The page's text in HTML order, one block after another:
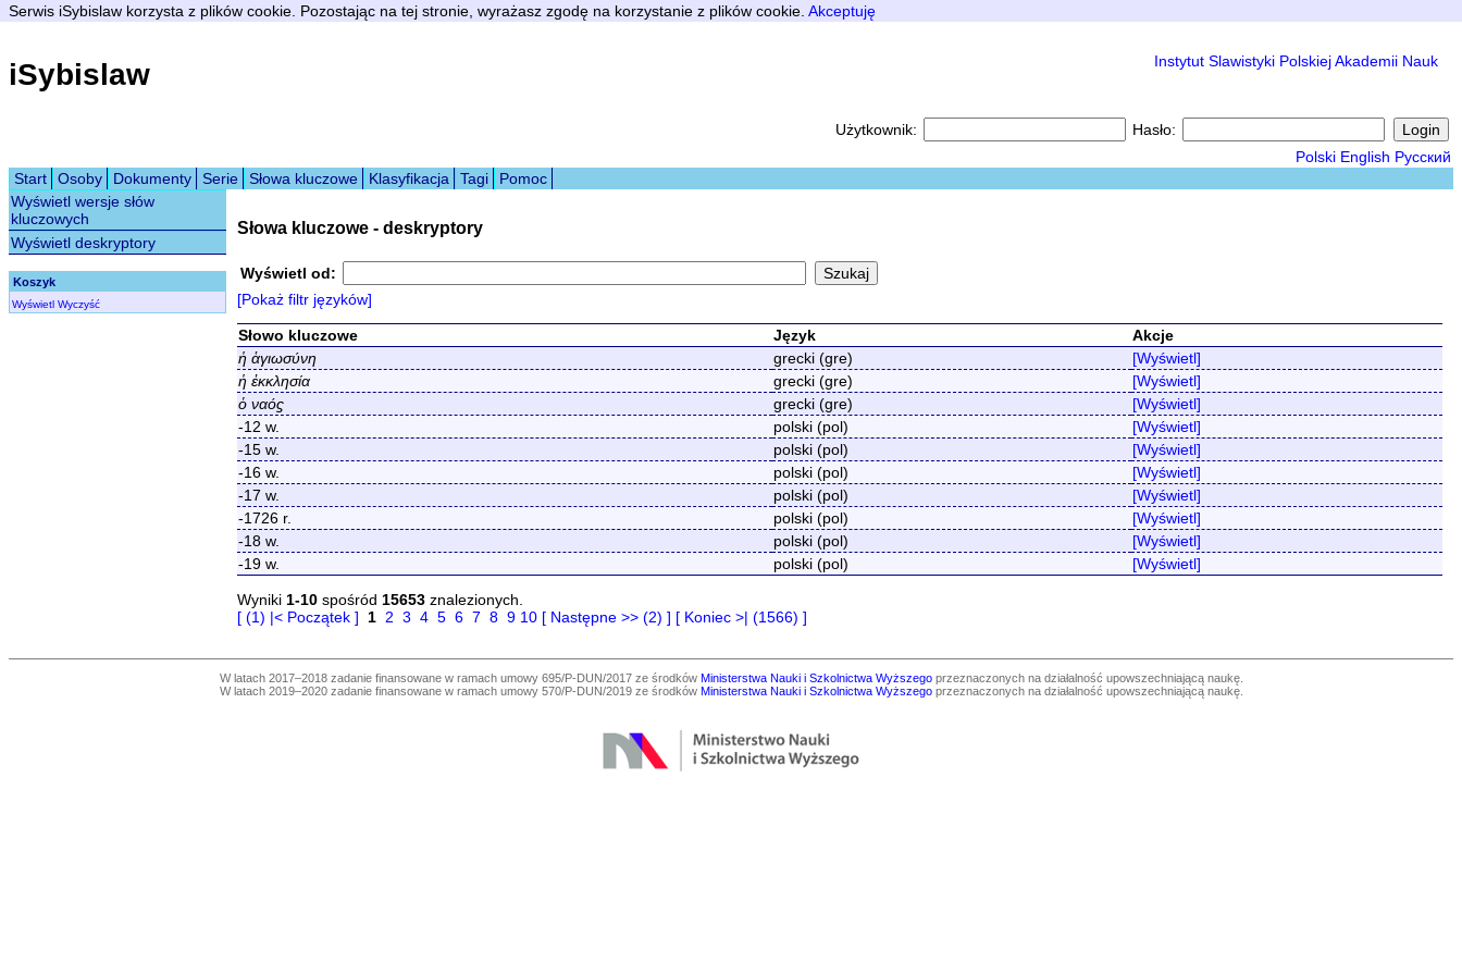
Serwis iSybislaw korzysta z plików cookie. Pozostając na tej stronie, wyrażasz zgodę na korzystanie z plików cookie. Akceptuję
iSybislaw Instytut Slawistyki Polskiej Akademii Nauk
Użytkownik:
Hasło:
Polski English Русский
Start
Osoby Dokumenty Serie Słowa kluczowe Klasyfikacja Tagi
Pomoc
Wyświetl wersje słów
kluczowych
Wyświetl deskryptory
Koszyk
Wyświetl Wyczyść
Słowa kluczowe - deskryptory
Wyświetl od:
[Pokaż filtr języków]
Słowo kluczowe Język
Akcje
ἡ ἁγιωσύνη
grecki (gre)
[Wyświetl]
ἡ ἐκκλησία
grecki (gre)
[Wyświetl]
ὁ ναόϛ
grecki (gre)
[Wyświetl]
-12 w.
polski (pol)
[Wyświetl]
-15 w.
polski (pol)
[Wyświetl]
-16 w.
polski (pol)
[Wyświetl]
-17 w.
polski (pol)
[Wyświetl]
-1726 r.
polski (pol)
[Wyświetl]
-18 w.
polski (pol)
[Wyświetl]
-19 w.
polski (pol) [Wyświetl]
Wyniki 1-10 spośród 15653 znalezionych.
[ (1) |< Początek ] 1 2 3 4 5 6 7 8 9 10 [ Następne >> (2) ] [ Koniec >| (1566) ]
W latach 2017–2018 zadanie finansowane w ramach umowy 695/P-DUN/2017 ze środków Ministerstwa Nauki i Szkolnictwa Wyższegoprzeznaczonych na działalność upowszechniającą naukę.
W latach 2019–2020 zadanie finansowane w ramach umowy 570/P-DUN/2019 ze środków Ministerstwa Nauki i Szkolnictwa Wyższegoprzeznaczonych na działalność upowszechniającą naukę.